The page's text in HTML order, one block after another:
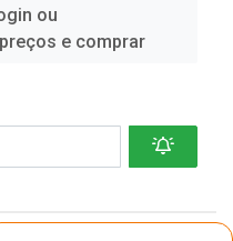
ou
e comprar